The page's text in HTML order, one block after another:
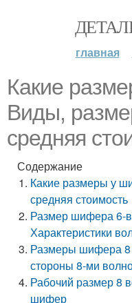
главная
Какие
Виды,
средняя
Содержание
Какие размеры у
средняя стоимость
Размер шифера 6-
Характеристики
Размеры шифера 8
стороны 8-ми
Рабочий размер 8
шифер